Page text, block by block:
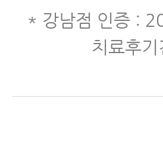
* 강남점 인증 :
치료후